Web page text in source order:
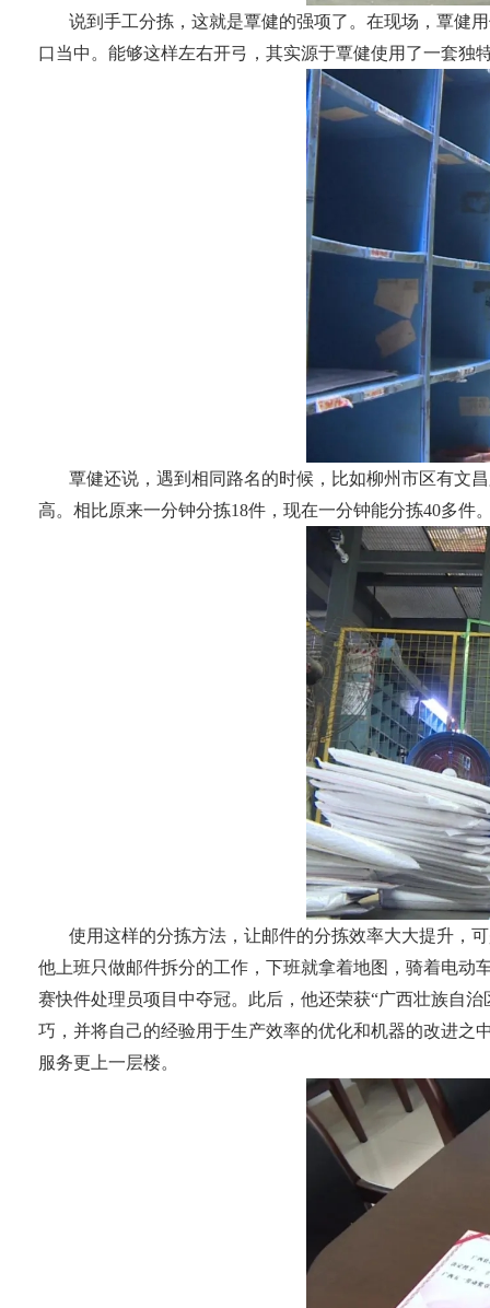
说到手工分拣，这就是覃健的强项了。在现场，覃健
口当中。能够这样左右开弓，其实源于覃健使用了一套
覃健还说，遇到相同路名的时候，比如柳州市区有文
高。相比原来一分钟分拣18件，现在一分钟能分拣40多件
使用这样的分拣方法，让邮件的分拣效率大大提升，
他上班只做邮件拆分的工作，下班就拿着地图，骑着电动
赛快件处理员项目中夺冠。此后，他还荣获“广西壮族自
巧，并将自己的经验用于生产效率的优化和机器的改进之
服务更上一层楼。